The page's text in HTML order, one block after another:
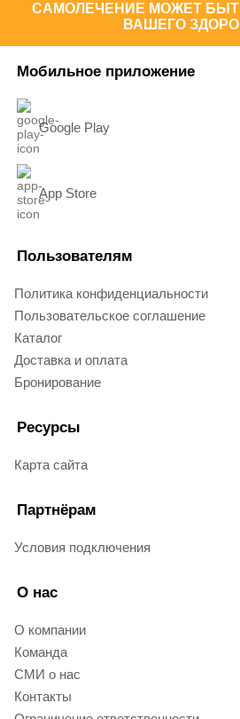
САМОЛЕЧЕНИЕ МОЖЕТ
ВАШЕГО
Мобильное приложение
Google Play
App Store
Пользователям
Политика конфиденциальности
Пользовательское соглашение
Каталог
Доставка и оплата
Бронирование
Ресурсы
Карта сайта
Партнёрам
Условия подключения
О нас
О компании
Команда
СМИ о нас
Контакты